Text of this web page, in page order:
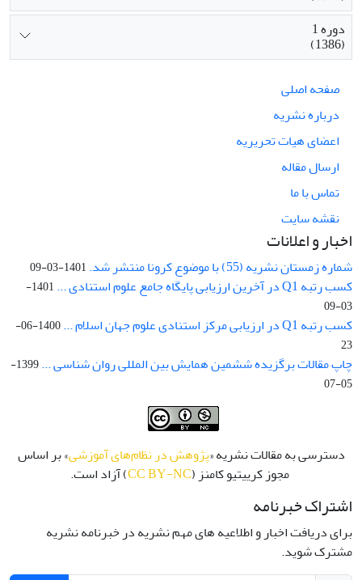
دوره 1
(1386)
صفحه اصلی
درباره نشریه
اعضای هیات تحریریه
ارسال مقاله
تماس با ما
نقشه سایت
اخبار و اعلانات
شماره زمستان نشریه (55) با موضوع کرونا منتشر شد. 1401-03-09
کسب رتبه Q1 در آخرین ارزیابی پایگاه جامع علوم استنادی ...
1401-
03-09
کسب رتبه Q1 در ارزیابی مرکز استنادی علوم جهان اسلام ...
1400-06-
23
چاپ مقالات برگزیده ششمین همایش بین المللی روان شناسی ...
1399-
05-07
دسترسی به مقالات نشریه «پژوهش در نظام‌های آموزشی» بر اساس
مجوز کرییتیو کامنز (CC BY-NC) آزاد است.
اشتراک خبرنامه
برای دریافت اخبار و اطلاعیه های مهم نشریه در خبرنامه نشریه
مشترک شوید.